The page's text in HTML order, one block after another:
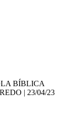
BÍBLICA
| 23/04/23